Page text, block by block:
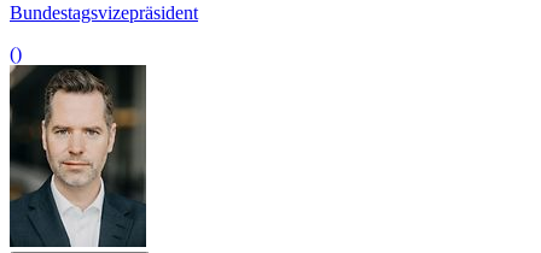
Bundestagsvizepräsident
()